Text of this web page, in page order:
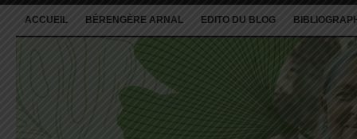
ACCUEIL BÉRENGÈRE ARNAL EDITO DU BLOG